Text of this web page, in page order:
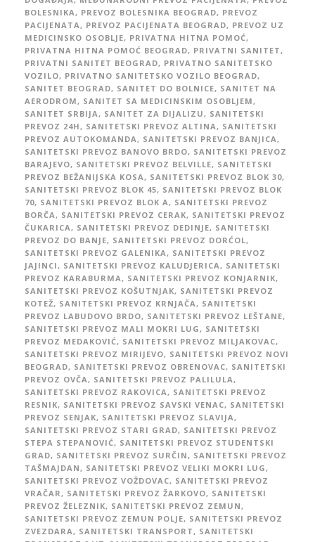
BOLESNIKA, PREVOZ BOLESNIKA BEOGRAD, PREVOZ
PACIJENATA, PREVOZ PACIJENATA BEOGRAD, PREVOZ UZ
MEDICINSKO OSOBLJE, PRIVATNA HITNA POMOĆ,
PRIVATNA HITNA POMOĆ BEOGRAD, PRIVATNI SANITET,
PRIVATNI SANITET BEOGRAD, PRIVATNO SANITETSKO
VOZILO, PRIVATNO SANITETSKO VOZILO BEOGRAD,
SANITET BEOGRAD, SANITET DO BOLNICE, SANITET NA
AERODROM, SANITET SA MEDICINSKIM OSOBLJEM,
SANITET SRBIJA, SANITET ZA DIJALIZU, SANITETSKI
PREVOZ 24H, SANITETSKI PREVOZ ALTINA, SANITETSKI
PREVOZ AUTOKOMANDA, SANITETSKI PREVOZ BANJICA,
SANITETSKI PREVOZ BANOVO BRDO, SANITETSKI PREVOZ
BARAJEVO, SANITETSKI PREVOZ BELVILLE, SANITETSKI
PREVOZ BEŽANIJSKA KOSA, SANITETSKI PREVOZ BLOK 30,
SANITETSKI PREVOZ BLOK 45, SANITETSKI PREVOZ BLOK
70, SANITETSKI PREVOZ BLOK A, SANITETSKI PREVOZ
BORČA, SANITETSKI PREVOZ CERAK, SANITETSKI PREVOZ
ČUKARICA, SANITETSKI PREVOZ DEDINJE, SANITETSKI
PREVOZ DO BANJE, SANITETSKI PREVOZ DORĆOL,
SANITETSKI PREVOZ GALENIKA, SANITETSKI PREVOZ
JAJINCI, SANITETSKI PREVOZ KALUDJERICA, SANITETSKI
PREVOZ KARABURMA, SANITETSKI PREVOZ KONJARNIK,
SANITETSKI PREVOZ KOŠUTNJAK, SANITETSKI PREVOZ
KOTEŽ, SANITETSKI PREVOZ KRNJAČA, SANITETSKI
PREVOZ LABUDOVO BRDO, SANITETSKI PREVOZ LEŠTANE,
SANITETSKI PREVOZ MALI MOKRI LUG, SANITETSKI
PREVOZ MEDAKOVIĆ, SANITETSKI PREVOZ MILJAKOVAC,
SANITETSKI PREVOZ MIRIJEVO, SANITETSKI PREVOZ NOVI
BEOGRAD, SANITETSKI PREVOZ OBRENOVAC, SANITETSKI
PREVOZ OVČA, SANITETSKI PREVOZ PALILULA,
SANITETSKI PREVOZ RAKOVICA, SANITETSKI PREVOZ
RESNIK, SANITETSKI PREVOZ SAVSKI VENAC, SANITETSKI
PREVOZ SENJAK, SANITETSKI PREVOZ SLAVIJA,
SANITETSKI PREVOZ STARI GRAD, SANITETSKI PREVOZ
STEPA STEPANOVIĆ, SANITETSKI PREVOZ STUDENTSKI
GRAD, SANITETSKI PREVOZ SURČIN, SANITETSKI PREVOZ
TAŠMAJDAN, SANITETSKI PREVOZ VELIKI MOKRI LUG,
SANITETSKI PREVOZ VOŽDOVAC, SANITETSKI PREVOZ
VRAČAR, SANITETSKI PREVOZ ŽARKOVO, SANITETSKI
PREVOZ ŽELEZNIK, SANITETSKI PREVOZ ZEMUN,
SANITETSKI PREVOZ ZEMUN POLJE, SANITETSKI PREVOZ
ZVEZDARA, SANITETSKI TRANSPORT, SANITETSKI